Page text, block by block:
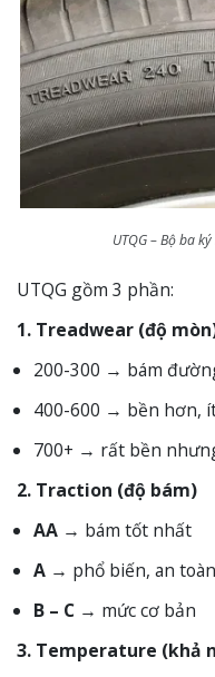
UTQG – Bộ ba
UTQG gồm 3 phần:
1. Treadwear (độ
200-300 → bám
400-600 → bền hơn,
700+ → rất bền
2. Traction (độ bám)
AA → bám tốt nhất
A → phổ biến, an toàn
B – C → mức cơ bản
3. Temperature (khả